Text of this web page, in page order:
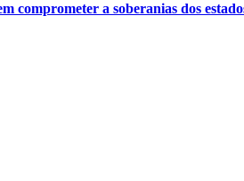
comprometer a soberanias dos